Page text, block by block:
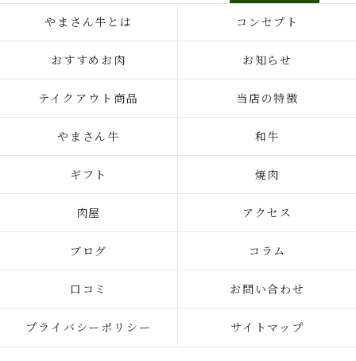
やまさん牛とは コンセプト
おすすめお肉 お知らせ
テイクアウト商品 当店の特徴
やまさん牛 和牛
ギフト 焼肉
肉屋 アクセス
ブログ コラム
口コミ お問い合わせ
プライバシーポリシー サイトマップ